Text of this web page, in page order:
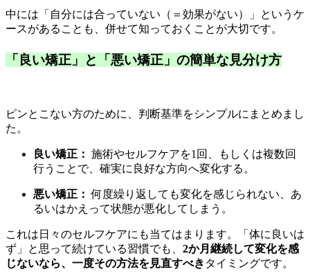
中には「自分には合っていない（＝効果がない）」というケ
ースがあることも、併せて知っておくことが大切です。
「良い矯正」と「悪い矯正」の簡単な見分け方
ピンとこない方のために、判断基準をシンプルにまとめまし
た。
良い矯正： 施術やセルフケアを1回、もしくは複数回
行うことで、確実に良好な方向へ変化する。
悪い矯正： 何度繰り返しても変化を感じられない、あ
るいはかえって状態が悪化してしまう。
これは日々のセルフケアにも当てはまります。「体に良いは
ず」と思って続けている習慣でも、 2か月継続して変化を感
じないなら、一度その方法を見直すべき タイミングです。